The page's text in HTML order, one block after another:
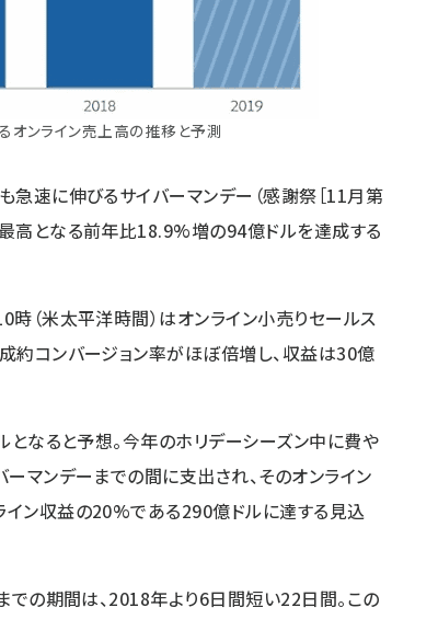
オンライン売上高の推移と予測
急速に伸びるサイバーマンデー（感謝祭［11月第
高となる前年比18.9%増の94億ドルを達成する
（米太平洋時間）はオンライン小売りセールス
約コンバージョン率がほぼ倍増し、収益は30億
なると予想。今年のホリデーシーズン中に費や
マンデーまでの間に支出され、そのオンライン
イン収益の20%である290億ドルに達する見込
の期間は、2018年より6日間短い22日間。この